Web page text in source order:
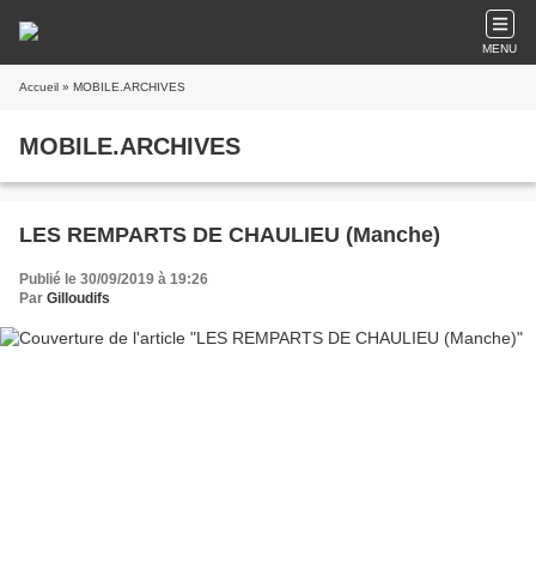
MENU
Accueil » MOBILE.ARCHIVES
MOBILE.ARCHIVES
LES REMPARTS DE CHAULIEU (Manche)
Publié le 30/09/2019 à 19:26
Par Gilloudifs